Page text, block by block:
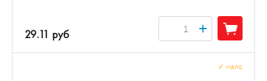
29.11 руб +
мало